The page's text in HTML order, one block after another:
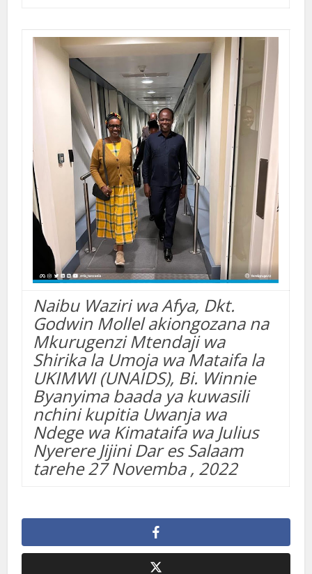
Naibu Waziri wa Afya, Dkt.
Godwin Mollel akiongozana na
Mkurugenzi Mtendaji wa
Shirika la Umoja wa Mataifa la
UKIMWI (UNAIDS), Bi. Winnie
Byanyima baada ya kuwasili
nchini kupitia Uwanja wa
Ndege wa Kimataifa wa Julius
Nyerere Jijini Dar es Salaam
tarehe 27 Novemba , 2022